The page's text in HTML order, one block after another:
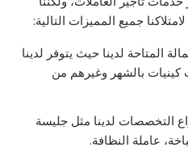
جميع المميزات التالية:
المتاحة لدينا حيث يتوفر لدينا
كينيات بالشهر وغيرهم من
التخصصات لدينا مثل جليسة
عاملة النظافة.